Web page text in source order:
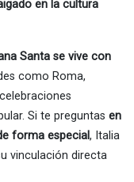
en la cultura
Santa se vive con
como Roma,
Si te preguntas en
forma especial, Italia
vinculación directa